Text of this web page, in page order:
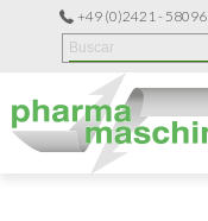
+49 (0)2421 - 58096